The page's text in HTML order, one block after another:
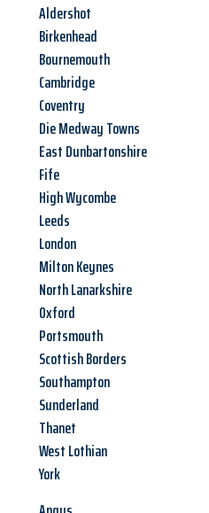
Aldershot
Birkenhead
Bournemouth
Cambridge
Coventry
Die Medway Towns
East Dunbartonshire
Fife
High Wycombe
Leeds
London
Milton Keynes
North Lanarkshire
Oxford
Portsmouth
Scottish Borders
Southampton
Sunderland
Thanet
West Lothian
York